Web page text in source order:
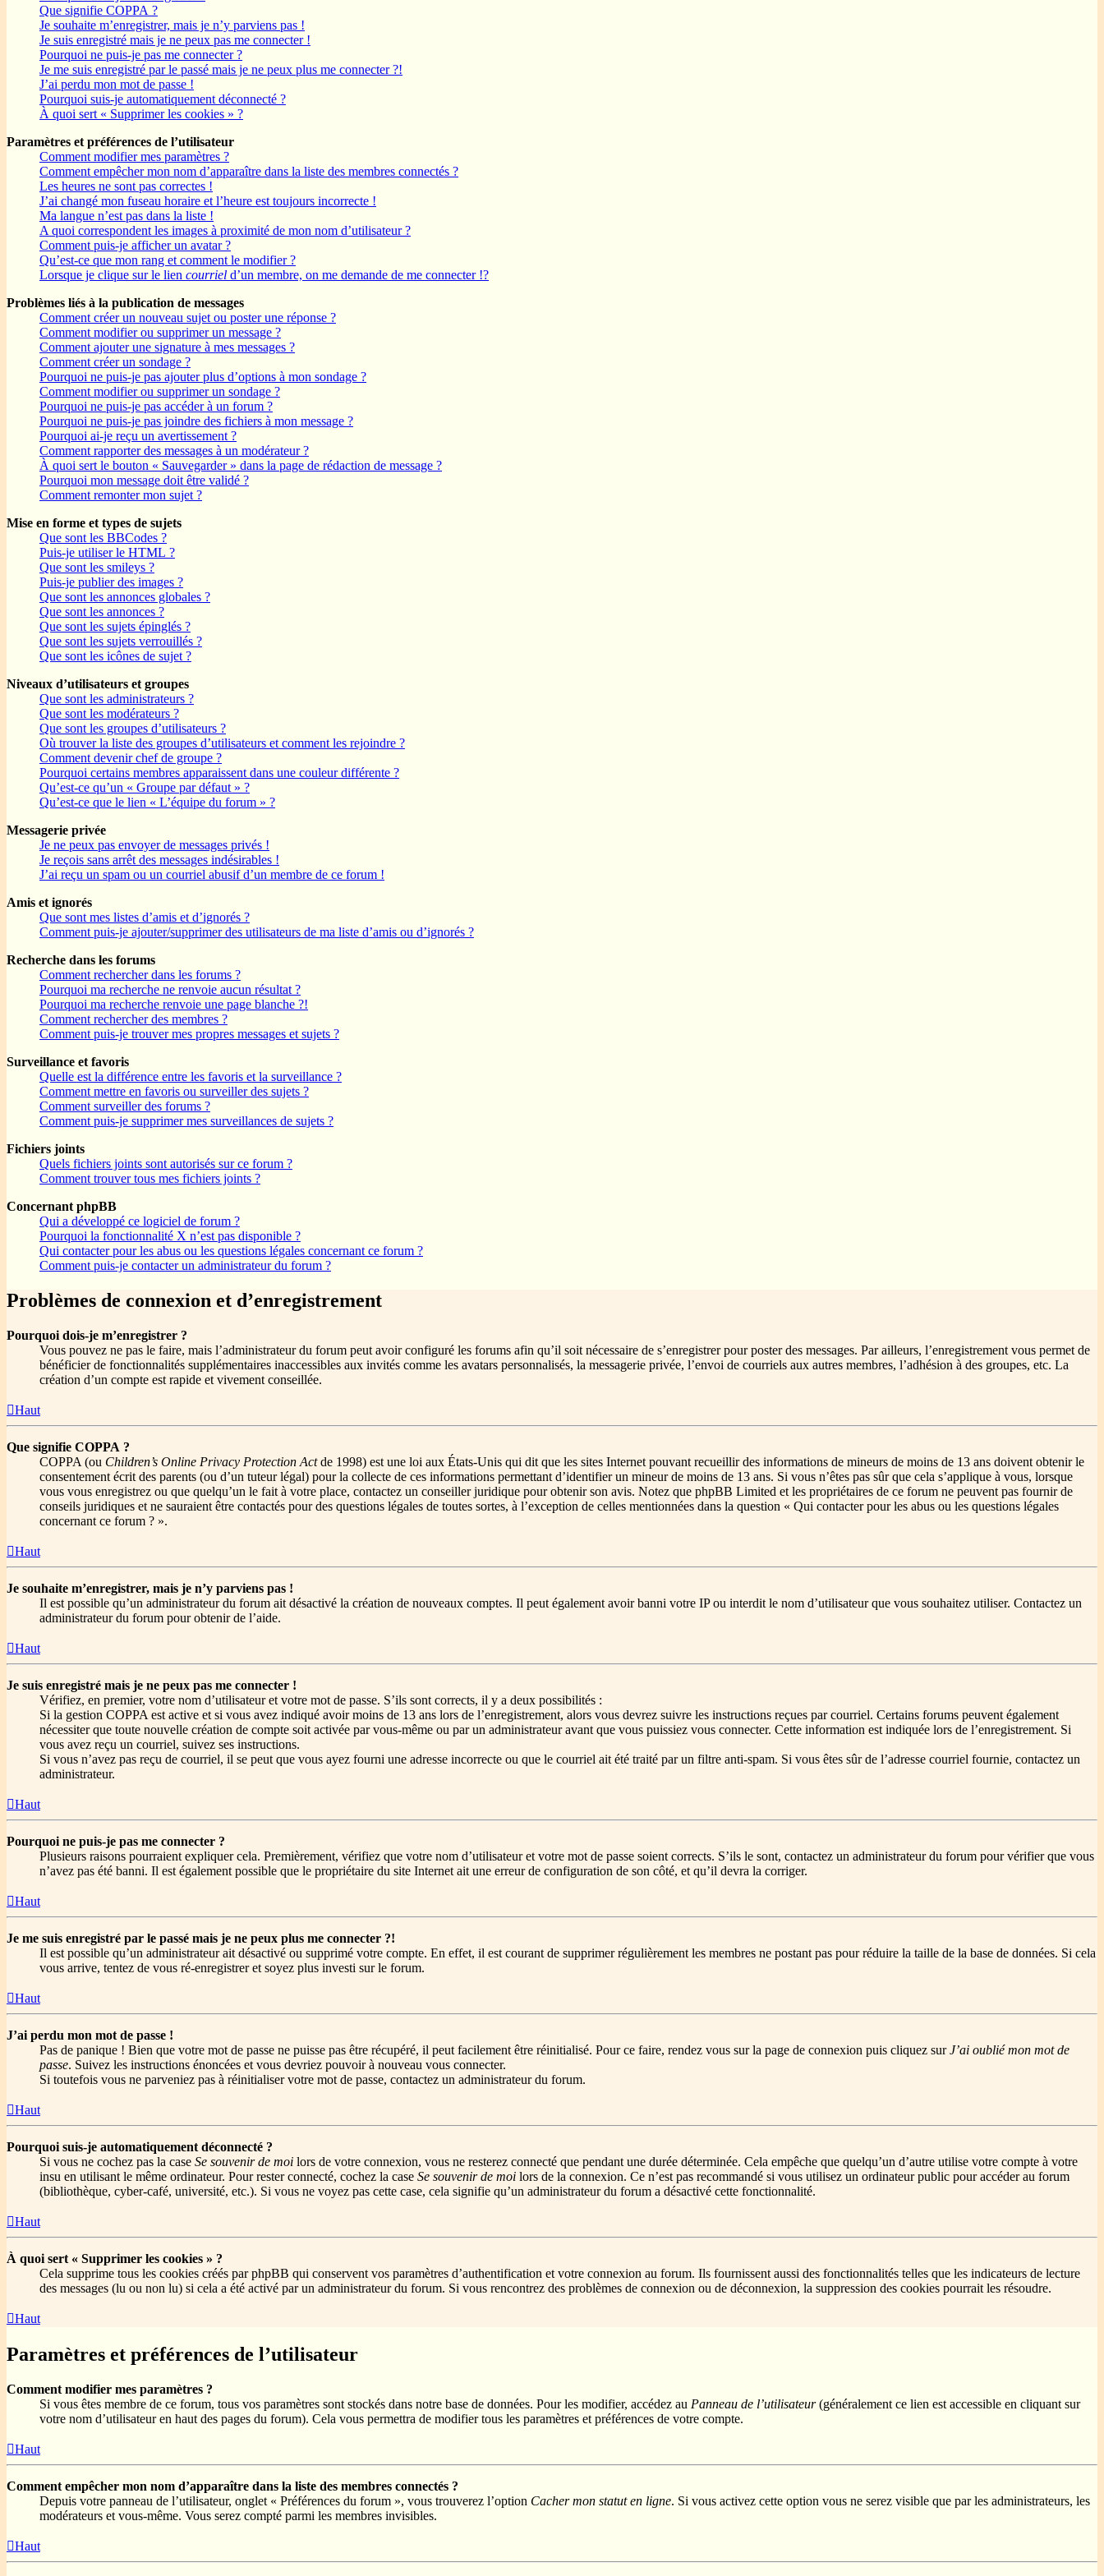
Que signifie COPPA ?
Je souhaite m’enregistrer, mais je n’y parviens pas !
Je suis enregistré mais je ne peux pas me connecter !
Pourquoi ne puis-je pas me connecter ?
Je me suis enregistré par le passé mais je ne peux plus me connecter ?!
J’ai perdu mon mot de passe !
Pourquoi suis-je automatiquement déconnecté ?
À quoi sert « Supprimer les cookies » ?
Paramètres et préférences de l’utilisateur
Comment modifier mes paramètres ?
Comment empêcher mon nom d’apparaître dans la liste des membres connectés ?
Les heures ne sont pas correctes !
J’ai changé mon fuseau horaire et l’heure est toujours incorrecte !
Ma langue n’est pas dans la liste !
A quoi correspondent les images à proximité de mon nom d’utilisateur ?
Comment puis-je afficher un avatar ?
Qu’est-ce que mon rang et comment le modifier ?
Lorsque je clique sur le lien courriel d’un membre, on me demande de me connecter !?
Problèmes liés à la publication de messages
Comment créer un nouveau sujet ou poster une réponse ?
Comment modifier ou supprimer un message ?
Comment ajouter une signature à mes messages ?
Comment créer un sondage ?
Pourquoi ne puis-je pas ajouter plus d’options à mon sondage ?
Comment modifier ou supprimer un sondage ?
Pourquoi ne puis-je pas accéder à un forum ?
Pourquoi ne puis-je pas joindre des fichiers à mon message ?
Pourquoi ai-je reçu un avertissement ?
Comment rapporter des messages à un modérateur ?
À quoi sert le bouton « Sauvegarder » dans la page de rédaction de message ?
Pourquoi mon message doit être validé ?
Comment remonter mon sujet ?
Mise en forme et types de sujets
Que sont les BBCodes ?
Puis-je utiliser le HTML ?
Que sont les smileys ?
Puis-je publier des images ?
Que sont les annonces globales ?
Que sont les annonces ?
Que sont les sujets épinglés ?
Que sont les sujets verrouillés ?
Que sont les icônes de sujet ?
Niveaux d’utilisateurs et groupes
Que sont les administrateurs ?
Que sont les modérateurs ?
Que sont les groupes d’utilisateurs ?
Où trouver la liste des groupes d’utilisateurs et comment les rejoindre ?
Comment devenir chef de groupe ?
Pourquoi certains membres apparaissent dans une couleur différente ?
Qu’est-ce qu’un « Groupe par défaut » ?
Qu’est-ce que le lien « L’équipe du forum » ?
Messagerie privée
Je ne peux pas envoyer de messages privés !
Je reçois sans arrêt des messages indésirables !
J’ai reçu un spam ou un courriel abusif d’un membre de ce forum !
Amis et ignorés
Que sont mes listes d’amis et d’ignorés ?
Comment puis-je ajouter/supprimer des utilisateurs de ma liste d’amis ou d’ignorés ?
Recherche dans les forums
Comment rechercher dans les forums ?
Pourquoi ma recherche ne renvoie aucun résultat ?
Pourquoi ma recherche renvoie une page blanche ?!
Comment rechercher des membres ?
Comment puis-je trouver mes propres messages et sujets ?
Surveillance et favoris
Quelle est la différence entre les favoris et la surveillance ?
Comment mettre en favoris ou surveiller des sujets ?
Comment surveiller des forums ?
Comment puis-je supprimer mes surveillances de sujets ?
Fichiers joints
Quels fichiers joints sont autorisés sur ce forum ?
Comment trouver tous mes fichiers joints ?
Concernant phpBB
Qui a développé ce logiciel de forum ?
Pourquoi la fonctionnalité X n’est pas disponible ?
Qui contacter pour les abus ou les questions légales concernant ce forum ?
Comment puis-je contacter un administrateur du forum ?
Problèmes de connexion et d’enregistrement
Pourquoi dois-je m’enregistrer ?
Vous pouvez ne pas le faire, mais l’administrateur du forum peut avoir configuré les forums afin qu’il soit nécessaire de s’enregistrer pour poster des messages. Par ailleurs, l’enregistrement vous permet de
bénéficier de fonctionnalités supplémentaires inaccessibles aux invités comme les avatars personnalisés, la messagerie privée, l’envoi de courriels aux autres membres, l’adhésion à des groupes, etc. La
création d’un compte est rapide et vivement conseillée.
Haut
Que signifie COPPA ?
COPPA (ou Children’s Online Privacy Protection Actde 1998) est une loi aux États-Unis qui dit que les sites Internet pouvant recueillir des informations de mineurs de moins de 13 ans doivent obtenir le
consentement écrit des parents (ou d’un tuteur légal) pour la collecte de ces informations permettant d’identifier un mineur de moins de 13 ans. Si vous n’êtes pas sûr que cela s’applique à vous, lorsque
vous vous enregistrez ou que quelqu’un le fait à votre place, contactez un conseiller juridique pour obtenir son avis. Notez que phpBB Limited et les propriétaires de ce forum ne peuvent pas fournir de
conseils juridiques et ne sauraient être contactés pour des questions légales de toutes sortes, à l’exception de celles mentionnées dans la question « Qui contacter pour les abus ou les questions légales
concernant ce forum ? ».
Haut
Je souhaite m’enregistrer, mais je n’y parviens pas !
Il est possible qu’un administrateur du forum ait désactivé la création de nouveaux comptes. Il peut également avoir banni votre IP ou interdit le nom d’utilisateur que vous souhaitez utiliser. Contactez un
administrateur du forum pour obtenir de l’aide.
Haut
Je suis enregistré mais je ne peux pas me connecter !
Vérifiez, en premier, votre nom d’utilisateur et votre mot de passe. S’ils sont corrects, il y a deux possibilités :
Si la gestion COPPA est active et si vous avez indiqué avoir moins de 13 ans lors de l’enregistrement, alors vous devrez suivre les instructions reçues par courriel. Certains forums peuvent également
nécessiter que toute nouvelle création de compte soit activée par vous-même ou par un administrateur avant que vous puissiez vous connecter. Cette information est indiquée lors de l’enregistrement. Si
vous avez reçu un courriel, suivez ses instructions.
Si vous n’avez pas reçu de courriel, il se peut que vous ayez fourni une adresse incorrecte ou que le courriel ait été traité par un filtre anti-spam. Si vous êtes sûr de l’adresse courriel fournie, contactez un
administrateur.
Haut
Pourquoi ne puis-je pas me connecter ?
Plusieurs raisons pourraient expliquer cela. Premièrement, vérifiez que votre nom d’utilisateur et votre mot de passe soient corrects. S’ils le sont, contactez un administrateur du forum pour vérifier que vous
n’avez pas été banni. Il est également possible que le propriétaire du site Internet ait une erreur de configuration de son côté, et qu’il devra la corriger.
Haut
Je me suis enregistré par le passé mais je ne peux plus me connecter ?!
Il est possible qu’un administrateur ait désactivé ou supprimé votre compte. En effet, il est courant de supprimer régulièrement les membres ne postant pas pour réduire la taille de la base de données. Si cela
vous arrive, tentez de vous ré-enregistrer et soyez plus investi sur le forum.
Haut
J’ai perdu mon mot de passe !
Pas de panique ! Bien que votre mot de passe ne puisse pas être récupéré, il peut facilement être réinitialisé. Pour ce faire, rendez vous sur la page de connexion puis cliquez surJ’ai oublié mon mot de
passe. Suivez les instructions énoncées et vous devriez pouvoir à nouveau vous connecter.
Si toutefois vous ne parveniez pas à réinitialiser votre mot de passe, contactez un administrateur du forum.
Haut
Pourquoi suis-je automatiquement déconnecté ?
Si vous ne cochez pas la case Se souvenir de moi lors de votre connexion, vous ne resterez connecté que pendant une durée déterminée. Cela empêche que quelqu’un d’autre utilise votre compte à votre
insu en utilisant le même ordinateur. Pour rester connecté, cochez la case Se souvenir de moi lors de la connexion. Ce n’est pas recommandé si vous utilisez un ordinateur public pour accéder au forum
(bibliothèque, cyber-café, université, etc.). Si vous ne voyez pas cette case, cela signifie qu’un administrateur du forum a désactivé cette fonctionnalité.
Haut
À quoi sert « Supprimer les cookies » ?
Cela supprime tous les cookies créés par phpBB qui conservent vos paramètres d’authentification et votre connexion au forum. Ils fournissent aussi des fonctionnalités telles que les indicateurs de lecture
des messages (lu ou non lu) si cela a été activé par un administrateur du forum. Si vous rencontrez des problèmes de connexion ou de déconnexion, la suppression des cookies pourrait les résoudre.
Haut
Paramètres et préférences de l’utilisateur
Comment modifier mes paramètres ?
Si vous êtes membre de ce forum, tous vos paramètres sont stockés dans notre base de données. Pour les modifier, accédez au Panneau de l’utilisateur(généralement ce lien est accessible en cliquant sur
votre nom d’utilisateur en haut des pages du forum). Cela vous permettra de modifier tous les paramètres et préférences de votre compte.
Haut
Comment empêcher mon nom d’apparaître dans la liste des membres connectés ?
Depuis votre panneau de l’utilisateur, onglet « Préférences du forum », vous trouverez l’option Cacher mon statut en ligne. Si vous activez cette option vous ne serez visible que par les administrateurs, les
modérateurs et vous-même. Vous serez compté parmi les membres invisibles.
Haut